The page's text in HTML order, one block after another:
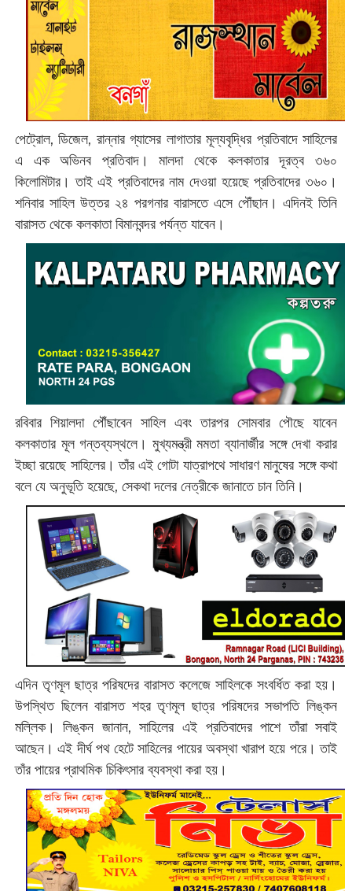
পেট্রোল, ডিজেল, রান্নার গ্যাসের লাগাতার মূল্যবৃদ্ধির প্রতিবাদে সাহিলের
এ এক অভিনব প্রতিবাদ। মালদা থেকে কলকাতার দূরত্ব ৩৬০
কিলোমিটার। তাই এই প্রতিবাদের নাম দেওয়া হয়েছে প্রতিবাদের ৩৬০।
শনিবার সাহিল উত্তর ২৪ পরগনার বারাসতে এসে পৌঁছান। এদিনই তিনি
বারাসত থেকে কলকাতা বিমানবন্দর পর্যন্ত যাবেন।
রবিবার শিয়ালদা পৌঁছাবেন সাহিল এবং তারপর সোমবার পৌছে যাবেন
কলকাতার মূল গন্তব্যস্থলে। মুখ্যমন্ত্রী মমতা ব্যানার্জীর সঙ্গে দেখা করার
ইচ্ছা রয়েছে সাহিলের। তাঁর এই গোটা যাত্রাপথে সাধারণ মানুষের সঙ্গে কথা
বলে যে অনুভূতি হয়েছে, সেকথা দলের নেত্রীকে জানাতে চান তিনি।
এদিন তৃণমূল ছাত্র পরিষদের বারাসত কলেজে সাহিলকে সংবর্ধিত করা হয়।
উপস্থিত ছিলেন বারাসত শহর তৃণমূল ছাত্র পরিষদের সভাপতি লিঙ্কন
মল্লিক। লিঙ্কন জানান, সাহিলের এই প্রতিবাদের পাশে তাঁরা সবাই
আছেন। এই দীর্ঘ পথ হেটে সাহিলের পায়ের অবস্থা খারাপ হয়ে পরে। তাই
তাঁর পায়ের প্রাথমিক চিকিৎসার ব্যবস্থা করা হয়।